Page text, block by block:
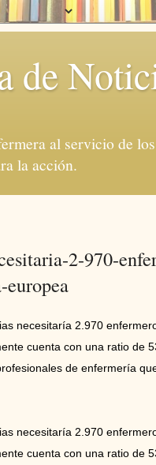
de
al servicio de
la acción.
2-970-
europea
necesitaría 2.970
cuenta con una ratio de
de enfermería
necesitaría 2.970
cuenta con una ratio de